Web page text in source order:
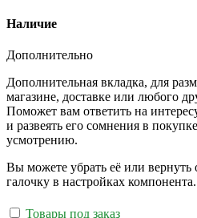
Наличие
Дополнительно
Дополнительная вкладка, для
магазине, доставке или любого
Поможет вам ответить на
и развеять его сомнения в
усмотрению.
Вы можете убрать её или вернуть
галочку в настройках
Товары под заказ